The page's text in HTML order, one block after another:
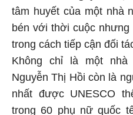
tâm huyết của một nhà
bén với thời cuộc
trong cách tiếp cận đối
Không chỉ là một
Nguyễn Thị Hồi còn là
nhất được UNESCO
trong 60 phụ nữ quốc